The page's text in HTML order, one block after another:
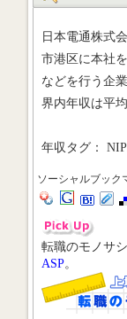
日本電通株式
市港区に本社
などを行う企
界内年収は平
年収タグ：
ソーシャルブック
転職のモノサ
ASP。